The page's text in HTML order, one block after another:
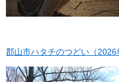
郡山市ハタチのつどい（